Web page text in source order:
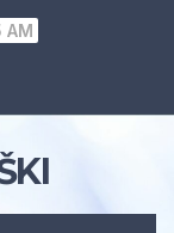
AM